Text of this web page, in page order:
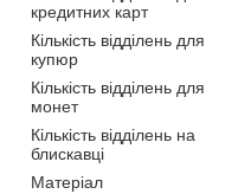
кредитних карт
Кількість відділень для
купюр
Кількість відділень для
монет
Кількість відділень на
блискавці
Матеріал